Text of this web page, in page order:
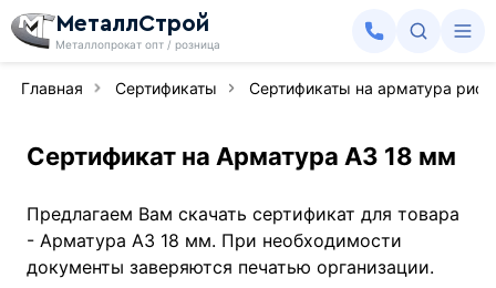
МеталлСтрой
Металлопрокат опт / розница
Главная Сертификаты Сертификаты на арматура
Сертификат на Арматура А3 18 мм
Предлагаем Вам скачать сертификат для товара
- Арматура А3 18 мм. При необходимости
документы заверяются печатью организации.